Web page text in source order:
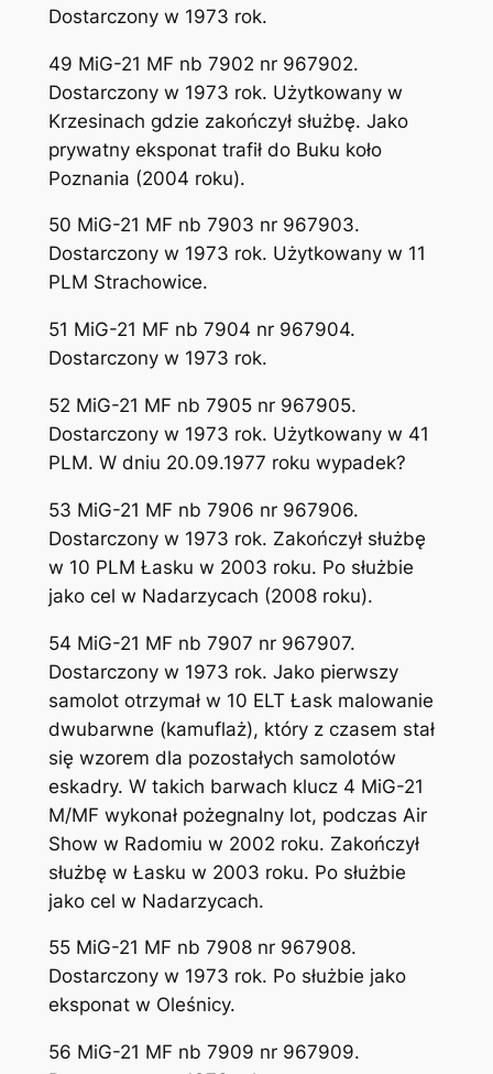
Dostarczony w 1973 rok.
49 MiG-21 MF nb 7902 nr 967902.
Dostarczony w 1973 rok. Użytkowany w
Krzesinach gdzie zakończył służbę. Jako
prywatny eksponat trafił do Buku koło
Poznania (2004 roku).
50 MiG-21 MF nb 7903 nr 967903.
Dostarczony w 1973 rok. Użytkowany w 11
PLM Strachowice.
51 MiG-21 MF nb 7904 nr 967904.
Dostarczony w 1973 rok.
52 MiG-21 MF nb 7905 nr 967905.
Dostarczony w 1973 rok. Użytkowany w 41
PLM. W dniu 20.09.1977 roku wypadek?
53 MiG-21 MF nb 7906 nr 967906.
Dostarczony w 1973 rok. Zakończył służbę
w 10 PLM Łasku w 2003 roku. Po służbie
jako cel w Nadarzycach (2008 roku).
54 MiG-21 MF nb 7907 nr 967907.
Dostarczony w 1973 rok. Jako pierwszy
samolot otrzymał w 10 ELT Łask malowanie
dwubarwne (kamuflaż), który z czasem stał
się wzorem dla pozostałych samolotów
eskadry. W takich barwach klucz 4 MiG-21
M/MF wykonał pożegnalny lot, podczas Air
Show w Radomiu w 2002 roku. Zakończył
służbę w Łasku w 2003 roku. Po służbie
jako cel w Nadarzycach.
55 MiG-21 MF nb 7908 nr 967908.
Dostarczony w 1973 rok. Po służbie jako
eksponat w Oleśnicy.
56 MiG-21 MF nb 7909 nr 967909.